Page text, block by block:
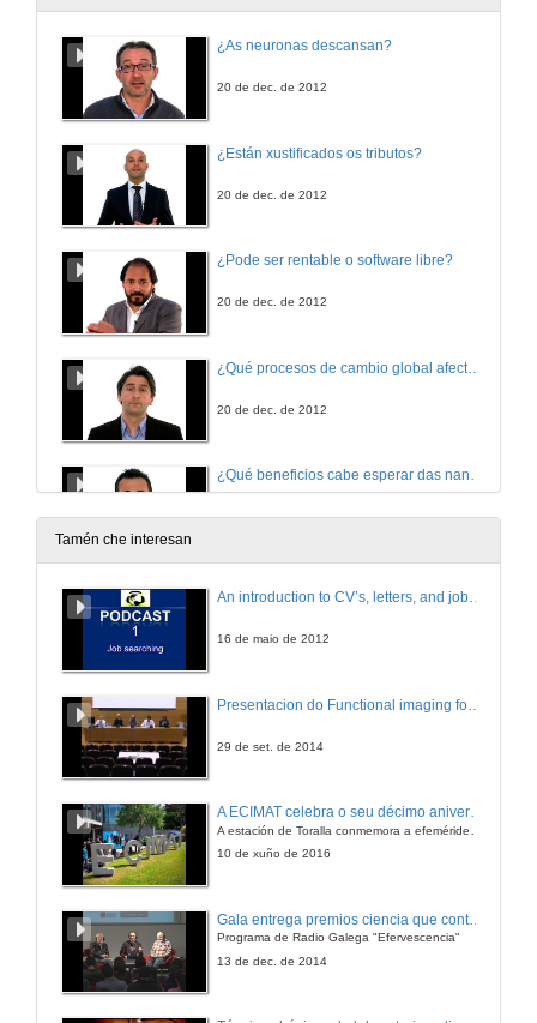
¿As neuronas descansan?
20 de dec. de 2012
¿Están xustificados os tributos?
20 de dec. de 2012
¿Pode ser rentable o software libre?
20 de dec. de 2012
20 de dec. de 2012
¿Qué beneficios cabe esperar das nanotecnoloxías para consumidores e sociedade?
20 de dec. de 2012
20 de dec. de 2012
20 de dec. de 2012
Tamén che interesan
An introduction to CV’s, letters, and job searching
16 de maio de 2012
29 de set. de 2014
A ECIMAT celebra o seu décimo aniversario
10 de xuño de 2016
Programa de Radio Galega "Efervescencia"
13 de dec. de 2014